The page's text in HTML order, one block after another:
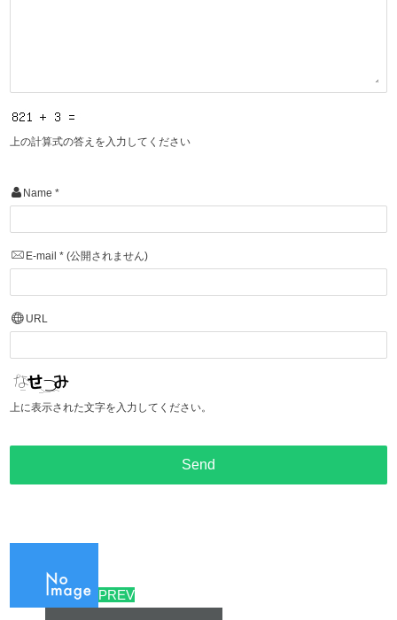
上の計算式の答えを入力してください
Name *
E-mail * (公開されません)
URL
上に表示された文字を入力してください。
PREV